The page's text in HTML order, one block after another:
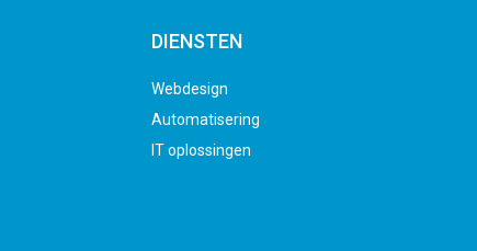
DIENSTEN
Webdesign
Automatisering
IT oplossingen